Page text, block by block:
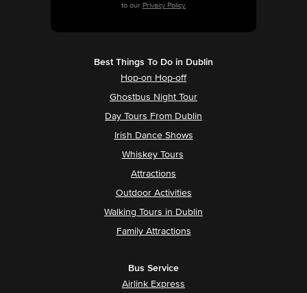
to our Privacy Policy.
Best Things To Do in Dublin
Hop-on Hop-off
Ghostbus Night Tour
Day Tours From Dublin
Irish Dance Shows
Whiskey Tours
Attractions
Outdoor Activities
Walking Tours in Dublin
Family Attractions
Bus Service
Airlink Express